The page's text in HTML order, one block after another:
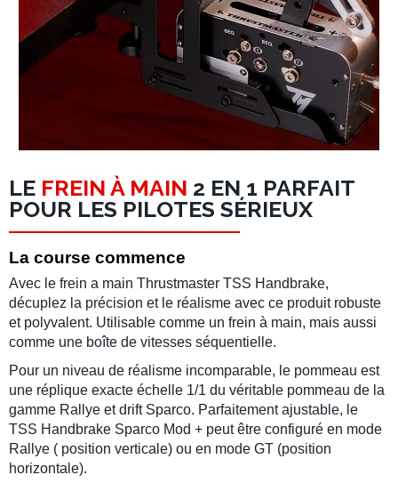
LE FREIN À MAIN 2 EN 1 PARFAIT
POUR LES PILOTES SÉRIEUX
La course commence
Avec le frein a main Thrustmaster TSS Handbrake,
décuplez la précision et le réalisme avec ce produit robuste
et polyvalent. Utilisable comme un frein à main, mais aussi
comme une boîte de vitesses séquentielle.
Pour un niveau de réalisme incomparable, le pommeau est
une réplique exacte échelle 1/1 du véritable pommeau de la
gamme Rallye et drift Sparco. Parfaitement ajustable, le
TSS Handbrake Sparco Mod + peut être configuré en mode
Rallye ( position verticale) ou en mode GT (position
horizontale).